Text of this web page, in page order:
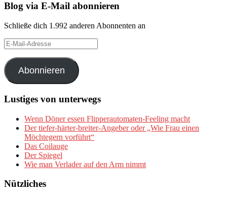
Blog via E-Mail abonnieren
Schließe dich 1.992 anderen Abonnenten an
E-
Mail-
Adresse
Abonnieren
Lustiges von unterwegs
Wenn Döner essen Flipperautomaten-Feeling macht
Der tiefer-härter-breiter-Angeber oder „Wie Frau einen
Möchtegern vorführt“
Das Coilauge
Der Spiegel
Wie man Verlader auf den Arm nimmt
Nützliches